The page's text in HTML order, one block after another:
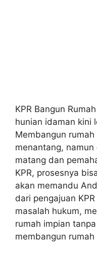
KPR Bangun
hunian idaman kini
Membangun
menantang,
matang dan
KPR, prosesnya
akan memandu
dari pengajuan
masalah hukum,
rumah impian
membangun